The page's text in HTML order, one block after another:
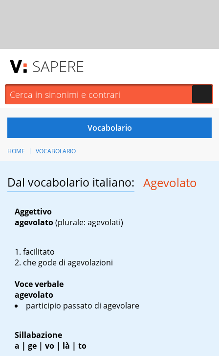
SAPERE
HOME VOCABOLARIO
Dal vocabolario italiano: Agevolato
Aggettivo
agevolato(plurale: agevolati)
facilitato
che gode di agevolazioni
Voce verbale
agevolato
participio passato di agevolare
Sillabazione
a | ge | vo | là | to